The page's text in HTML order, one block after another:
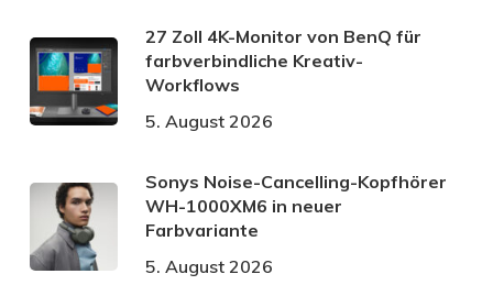
27 Zoll 4K-Monitor von BenQ für
farbverbindliche Kreativ-
Workflows
5. August 2026
Sonys Noise-Cancelling-Kopfhörer
WH-1000XM6 in neuer
Farbvariante
5. August 2026